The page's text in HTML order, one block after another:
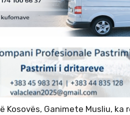
Ganimete Musliu, ka